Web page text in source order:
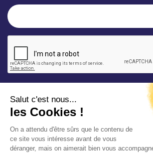
Votre adresse e-mail est uniquement utilisée pour
vous envoyer les lettres d'information de la Mairie de